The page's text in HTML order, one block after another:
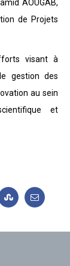
AOUGAB,
de Projets
visant à
gestion des
au sein
et